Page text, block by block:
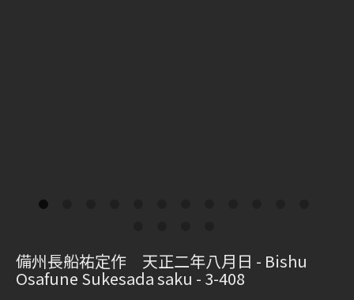
備州長船祐定作 天正二年八月日 - Bishu
Osafune Sukesada saku - 3-408